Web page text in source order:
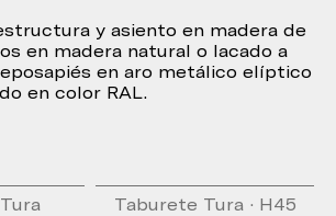
y asiento en madera de
en madera natural o lacado a
en aro metálico elíptico
en color RAL.
Taburete Tura · H45